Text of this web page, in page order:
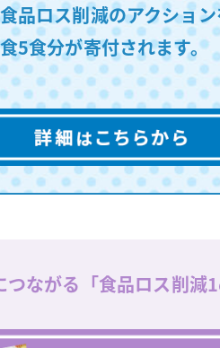
食品ロス削減のアクショ
食5食分が寄付されます。
ながる「食品ロス削減